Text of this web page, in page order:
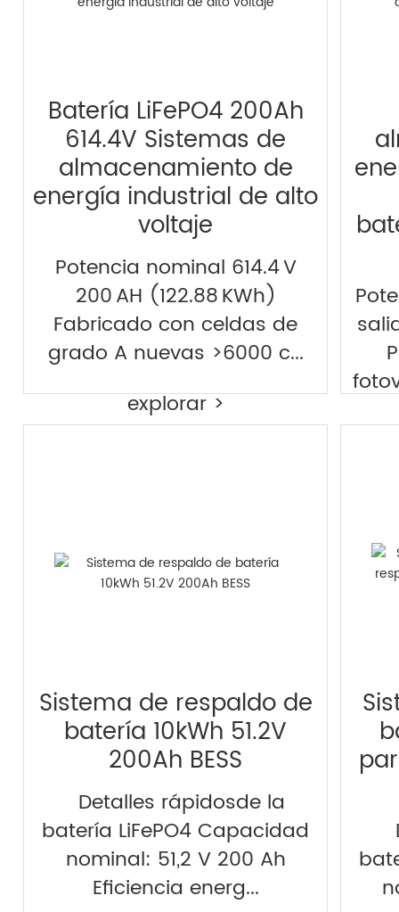
Batería LiFePO4 200Ah
614.4V Sistemas de
almacenamiento de
energía industrial de alto
voltaje
Potencia nominal 614.4 V
200 AH (122.88 KWh)
Fabricado con celdas de
grado A nuevas >6000 c...
explorar >
Sistema de respaldo de
batería 10kWh 51.2V
200Ah BESS
Detalles rápidosde la
batería LiFePO4 Capacidad
nominal: 51,2 V 200 Ah
Eficiencia energ...